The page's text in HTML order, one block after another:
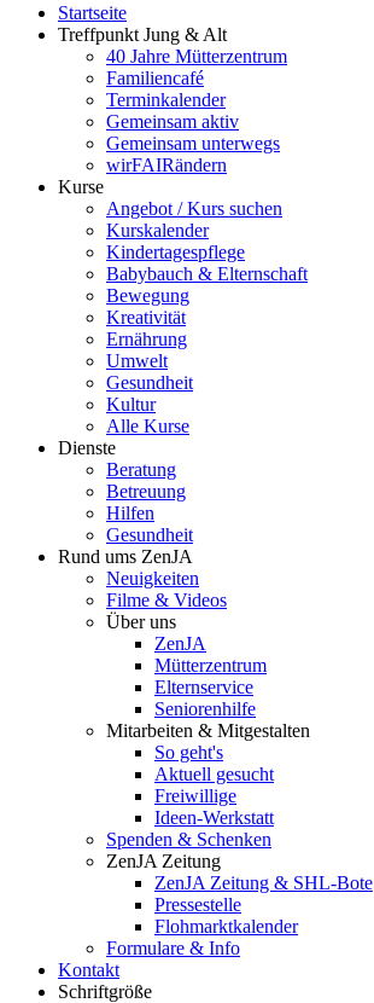
Startseite
Treffpunkt Jung & Alt
40 Jahre Mütterzentrum
Familiencafé
Terminkalender
Gemeinsam aktiv
Gemeinsam unterwegs
wirFAIRändern
Kurse
Angebot / Kurs suchen
Kurskalender
Kindertagespflege
Babybauch & Elternschaft
Bewegung
Kreativität
Ernährung
Umwelt
Gesundheit
Kultur
Alle Kurse
Dienste
Beratung
Betreuung
Hilfen
Gesundheit
Rund ums ZenJA
Neuigkeiten
Filme & Videos
Über uns
ZenJA
Mütterzentrum
Elternservice
Seniorenhilfe
Mitarbeiten & Mitgestalten
So geht's
Aktuell gesucht
Freiwillige
Ideen-Werkstatt
Spenden & Schenken
ZenJA Zeitung
ZenJA Zeitung & SHL-Bote
Pressestelle
Flohmarktkalender
Formulare & Info
Kontakt
Schriftgröße